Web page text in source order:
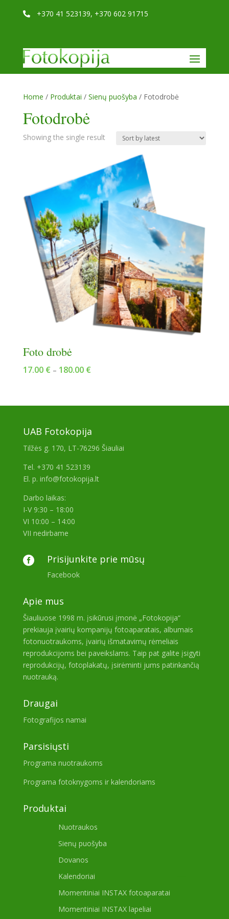
 +370 41 523139, +370 602 91715
Home / Produktai / Sienų puošyba / Fotodrobė
Fotodrobė
Showing the single result
Foto drobė
17.00 € – 180.00 €Price
through
UAB Fotokopija
Tilžės g. 170, LT-76296 Šiauliai
Tel. +370 41 523139
El. p. info@fotokopija.lt
Darbo laikas:
I-V 9:30 – 18:00
VI 10:00 – 14:00
VII nedirbame
 Prisijunkite prie mūsų
Facebook
Apie mus
Šiauliuose 1998 m. įsikūrusi įmonė „Fotokopija“
prekiauja įvairių kompanijų fotoaparatais, albumais
fotonuotraukoms, įvairių išmatavimų rėmeliais
reprodukcijoms bei paveikslams. Taip pat galite įsigyti
reprodukcijų, fotoplakatų, įsirėminti jums patinkančią
nuotrauką.
Draugai
Fotografijos namai
Parsisiųsti
Programa nuotraukoms
Programa fotoknygoms ir kalendoriams
Produktai
Nuotraukos
Sienų puošyba
Dovanos
Kalendoriai
Momentiniai INSTAX fotoaparatai
Momentiniai INSTAX lapeliai